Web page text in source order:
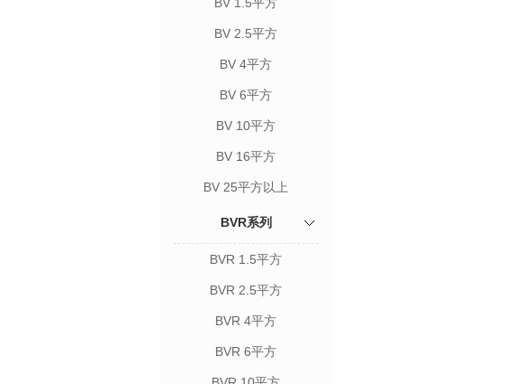
BV 2.5平方
BV 4平方
BV 6平方
BV 10平方
BV 16平方
BV 25平方以上
BVR系列
BVR 1.5平方
BVR 2.5平方
BVR 4平方
BVR 6平方